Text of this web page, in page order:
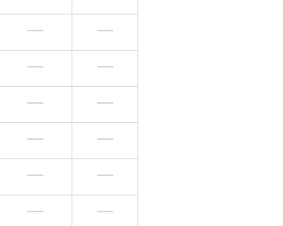
含まれません 含まれません
含まれません 含まれません
含まれません 含まれません
含まれません 含まれません
含まれません 含まれません
含まれません 含まれません